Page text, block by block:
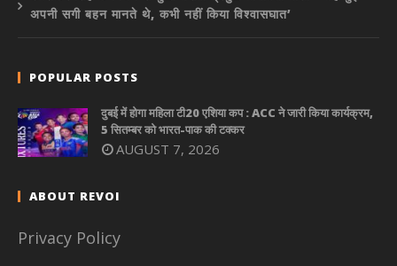
अपनी सगी बहन मानते थे, कभी नहीं किया विश्वासघात’
POPULAR POSTS
दुबई में होगा महिला टी20 एशिया कप : ACC ने जारी किया कार्यक्रम,
5 सितम्बर को भारत-पाक की टक्कर
AUGUST 7, 2026
ABOUT REVOI
Privacy Policy